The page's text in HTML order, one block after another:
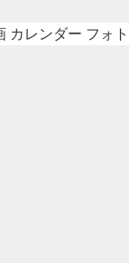
カレンダー フォト